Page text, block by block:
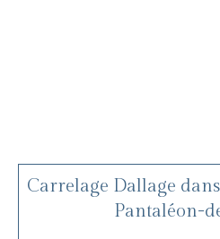
Carrelage Dallage
Pantaléon-